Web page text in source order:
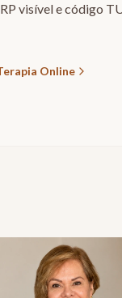
visível e código
Online